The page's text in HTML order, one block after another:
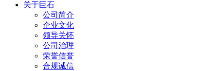
关于巨石
公司简介
企业文化
领导关怀
公司治理
荣誉信誉
合规诚信